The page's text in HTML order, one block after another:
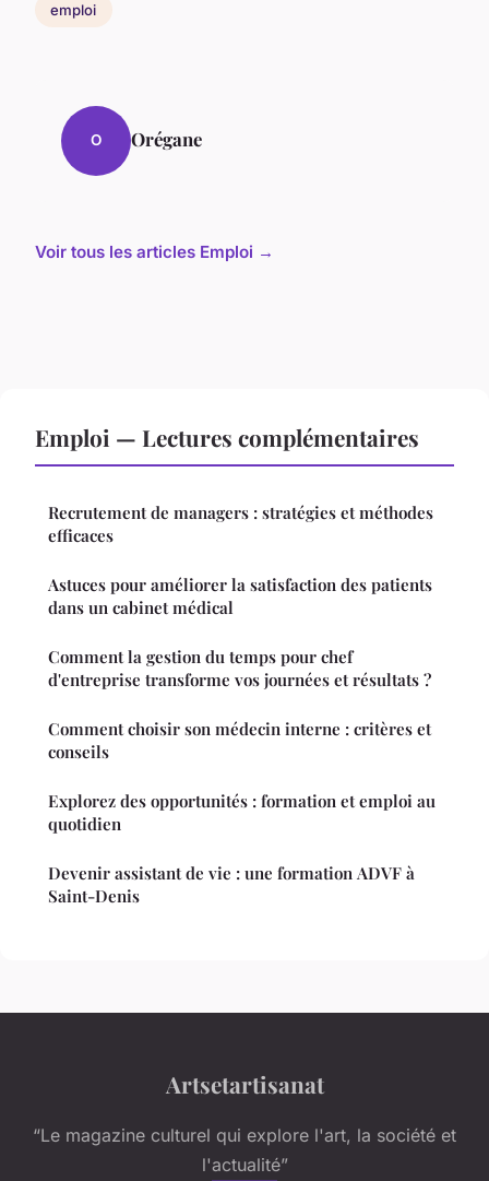
emploi
O Orégane
Voir tous les articles Emploi →
Emploi — Lectures complémentaires
Recrutement de managers : stratégies et méthodes
efficaces
Astuces pour améliorer la satisfaction des patients
dans un cabinet médical
Comment la gestion du temps pour chef
d'entreprise transforme vos journées et résultats ?
Comment choisir son médecin interne : critères et
conseils
Explorez des opportunités : formation et emploi au
quotidien
Devenir assistant de vie : une formation ADVF à
Saint-Denis
Artsetartisanat
“Le magazine culturel qui explore l'art, la société et
l'actualité”